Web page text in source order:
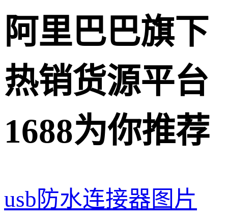
阿里巴巴旗下
热销货源平台
1688为你推荐
usb防水连接器图片